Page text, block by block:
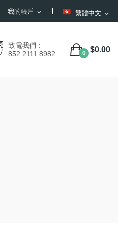
繁體中文 expand_more
我的帳戶 expand_more
0 $0.00
致電我們：
852 2111 8982